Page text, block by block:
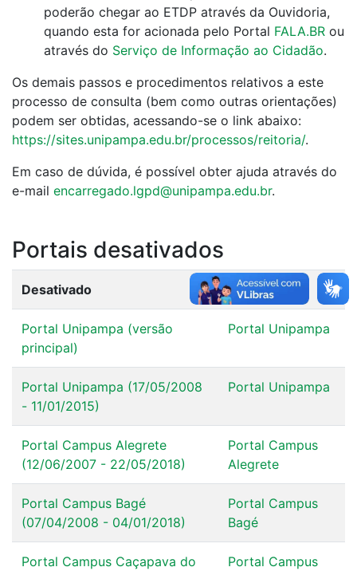
poderão chegar ao ETDP através da Ouvidoria,
quando esta for acionada pelo Portal FALA.BR ou
através do Serviço de Informação ao Cidadão.
Os demais passos e procedimentos relativos a este
processo de consulta (bem como outras orientações)
podem ser obtidas, acessando-se o link abaixo:
https://sites.unipampa.edu.br/processos/reitoria/.
Em caso de dúvida, é possível obter ajuda através do
e-mail encarregado.lgpd@unipampa.edu.br.
Portais desativados
Desativado Atual
Portal Unipampa (versão
principal)
Portal Unipampa
Portal Unipampa (17/05/2008
- 11/01/2015)
Portal Unipampa
Portal Campus Alegrete
(12/06/2007 - 22/05/2018)
Portal Campus
Alegrete
Portal Campus Bagé
(07/04/2008 - 04/01/2018)
Portal Campus
Bagé
Portal Campus Caçapava do
Portal Campus